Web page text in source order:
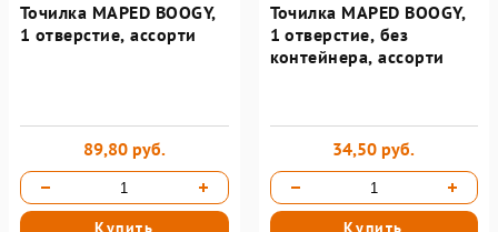
Точилка MAPED BOOGY,
1 отверстие, ассорти
89,80 руб.
Купить
Точилка MAPED BOOGY,
1 отверстие, без
контейнера, ассорти
34,50 руб.
Купить